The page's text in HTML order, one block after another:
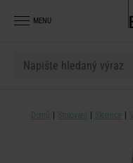
MENU
Domů Stolování Sklenice